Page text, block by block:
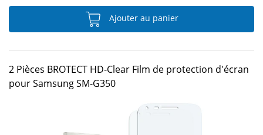
Ajouter au panier
2 Pièces BROTECT HD-Clear Film de protection d'écran
pour Samsung SM-G350